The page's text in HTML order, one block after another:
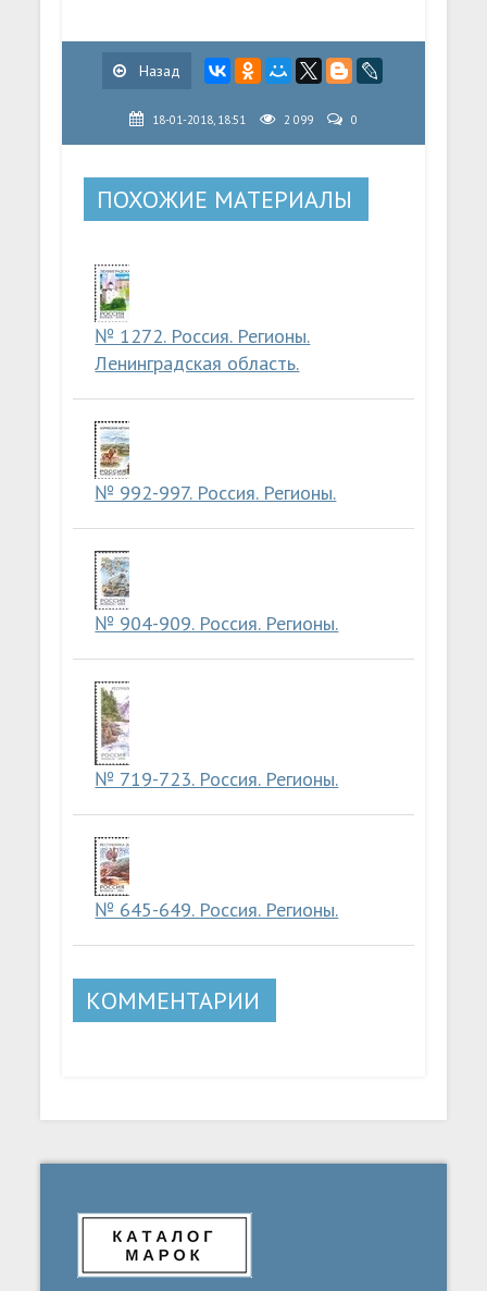
Назад
18-01-2018, 18:51 2 099 0
ПОХОЖИЕ МАТЕРИАЛЫ
№ 1272. Россия. Регионы.
Ленинградская область.
№ 992-997. Россия. Регионы.
№ 904-909. Россия. Регионы.
№ 719-723. Россия. Регионы.
№ 645-649. Россия. Регионы.
КОММЕНТАРИИ